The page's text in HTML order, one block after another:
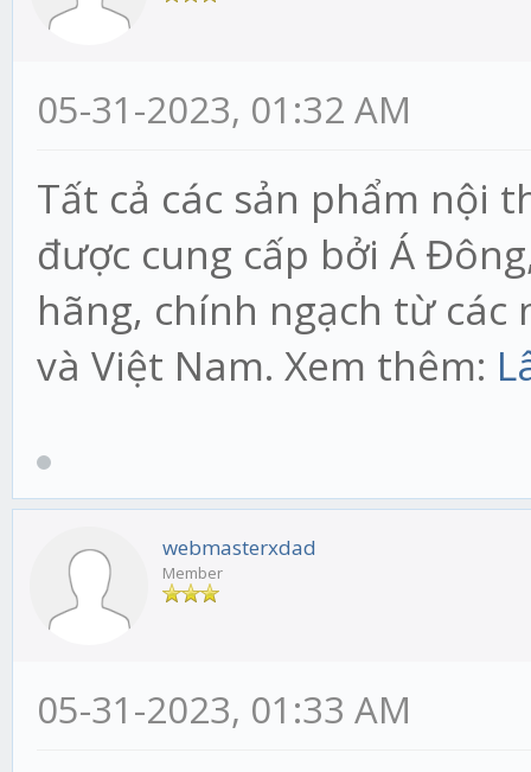
05-31-2023, 01:32 AM
Tất cả các sản phẩm nội
được cung cấp bởi Á
hãng, chính ngạch từ
và Việt Nam. Xem thêm:
webmasterxdad
Member
05-31-2023, 01:33 AM